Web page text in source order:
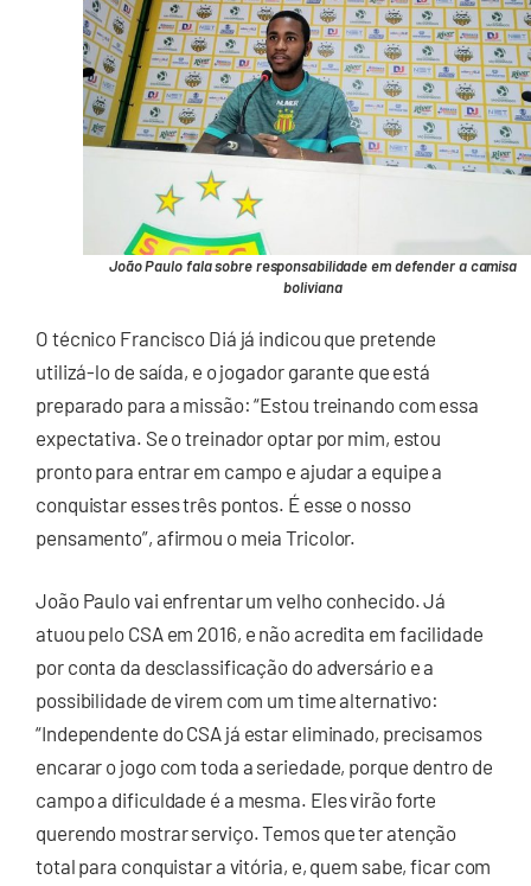
João Paulo fala sobre responsabilidade em defender a camisa
boliviana
O técnico Francisco Diá já indicou que pretende
utilizá-lo de saída, e o jogador garante que está
preparado para a missão: “Estou treinando com essa
expectativa. Se o treinador optar por mim, estou
pronto para entrar em campo e ajudar a equipe a
conquistar esses três pontos. É esse o nosso
pensamento”, afirmou o meia Tricolor.
João Paulo vai enfrentar um velho conhecido. Já
atuou pelo CSA em 2016, e não acredita em facilidade
por conta da desclassificação do adversário e a
possibilidade de virem com um time alternativo:
“Independente do CSA já estar eliminado, precisamos
encarar o jogo com toda a seriedade, porque dentro de
campo a dificuldade é a mesma. Eles virão forte
querendo mostrar serviço. Temos que ter atenção
total para conquistar a vitória, e, quem sabe, ficar com